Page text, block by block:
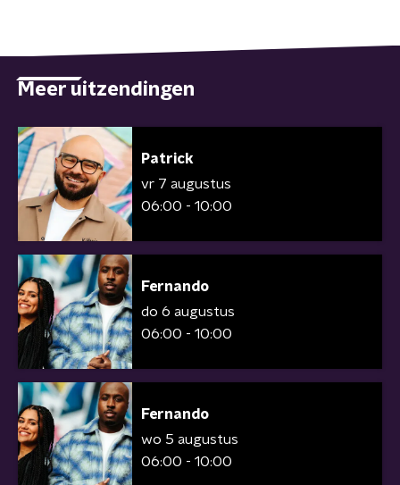
Meer uitzendingen
Patrick
vr 7 augustus
06:00 - 10:00
Fernando
do 6 augustus
06:00 - 10:00
Fernando
wo 5 augustus
06:00 - 10:00